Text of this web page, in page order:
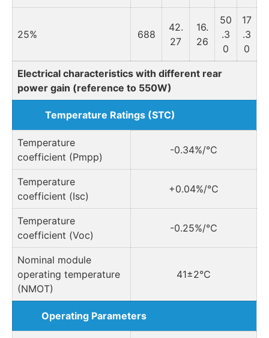
25% 688
42.
27
16.
26
50
.3
0
17
.3
0
Electrical characteristics with different rear
power gain (reference to 550W)
Temperature Ratings (STC)
Temperature
coefficient (Pmpp)
-0.34%/℃
Temperature
coefficient (Isc)
+0.04%/℃
Temperature
coefficient (Voc)
-0.25%/℃
Nominal module
operating temperature
(NMOT)
41±2℃
Operating Parameters